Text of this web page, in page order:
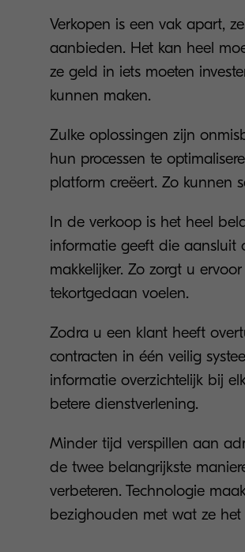
Verkopen is een vak apart,
aanbieden. Het kan heel
ze geld in iets moeten
kunnen maken.
Zulke oplossingen zijn
hun processen te
platform creëert. Zo kunnen
In de verkoop is het heel
informatie geeft die aansluit
makkelijker. Zo zorgt u
tekortgedaan voelen.
Zodra u een klant heeft
contracten in één veilig
informatie overzichtelijk bij
betere dienstverlening.
Minder tijd verspillen aan
de twee belangrijkste
verbeteren. Technologie
bezighouden met wat ze het